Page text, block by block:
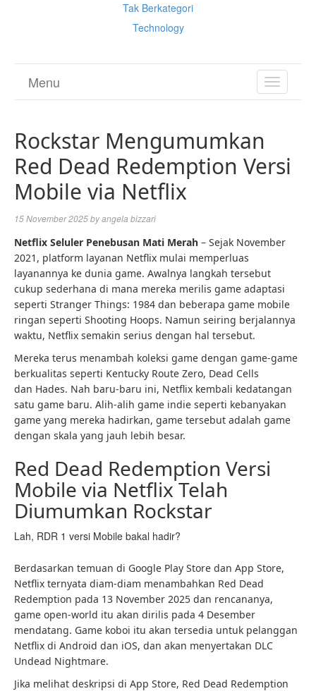
Tak Berkategori
Technology
TOGGLE
Menu
Rockstar Mengumumkan
Red Dead Redemption Versi
Mobile via Netflix
15 November 2025byangela bizzari
Netflix Seluler Penebusan Mati Merah – Sejak November
2021, platform layanan Netflix mulai memperluas
layanannya ke dunia game. Awalnya langkah tersebut
cukup sederhana di mana mereka merilis game adaptasi
seperti Stranger Things: 1984 dan beberapa game mobile
ringan seperti Shooting Hoops. Namun seiring berjalannya
waktu, Netflix semakin serius dengan hal tersebut.
Mereka terus menambah koleksi game dengan game-game
berkualitas seperti Kentucky Route Zero, Dead Cells
dan Hades. Nah baru-baru ini, Netflix kembali kedatangan
satu game baru. Alih-alih game indie seperti kebanyakan
game yang mereka hadirkan, game tersebut adalah game
dengan skala yang jauh lebih besar.
Red Dead Redemption Versi
Mobile via Netflix Telah
Diumumkan Rockstar
Lah, RDR 1 versi Mobile bakal hadir?
Berdasarkan temuan di Google Play Store dan App Store,
Netflix ternyata diam-diam menambahkan Red Dead
Redemption pada 13 November 2025 dan rencananya,
game open-world itu akan dirilis pada 4 Desember
mendatang. Game koboi itu akan tersedia untuk pelanggan
Netflix di Android dan iOS, dan akan menyertakan DLC
Undead Nightmare.
Jika melihat deskripsi di App Store, Red Dead Redemption